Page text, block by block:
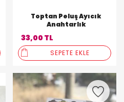
Toptan Peluş Ayıcık
Anahtarlık
33,00 TL
SEPETE EKLE